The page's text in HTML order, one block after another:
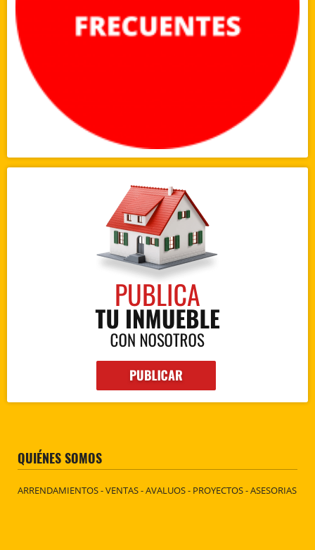
QUIÉNES SOMOS
ARRENDAMIENTOS - VENTAS - AVALUOS - PROYECTOS - ASESORIAS